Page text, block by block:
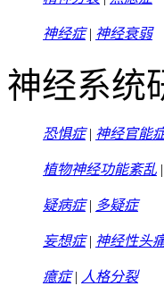
神经症| 神经衰弱
神经系统
恐惧症| 神经官能
植物神经功能紊乱 |
疑病症| 多疑症
妄想症| 神经性头
癔症| 人格分裂